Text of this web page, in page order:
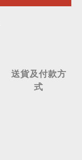
送貨及付款方
式